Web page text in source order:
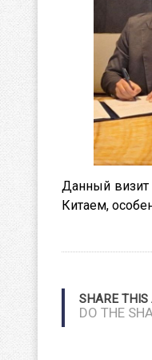
Данный визит
Китаем,
SHARE THIS
DO THE